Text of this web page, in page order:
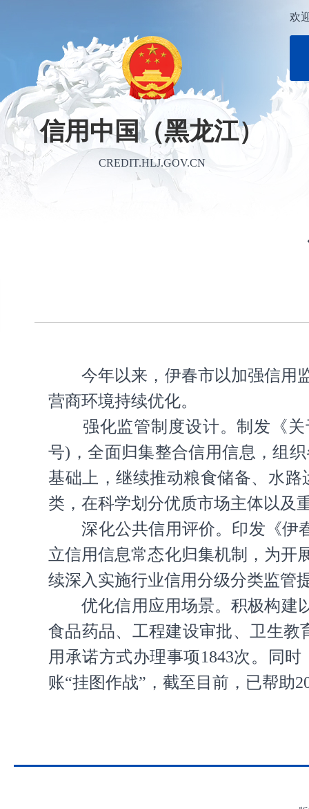
信用中国（黑龙江）
CREDIT.HLJ.GOV.CN
欢
今年以来，伊春市以加强信用监
营商环境持续优化。
强化监管制度设计。制发《关
号)，全面归集整合信用信息，组
基础上，继续推动粮食储备、水
类，在科学划分优质市场主体以及
深化公共信用评价。印发《伊春
立信用信息常态化归集机制，为开
续深入实施行业信用分级分类监管
优化信用应用场景。积极构建以
食品药品、工程建设审批、卫生教
用承诺方式办理事项1843次。同
账“挂图作战”，截至目前，已帮助